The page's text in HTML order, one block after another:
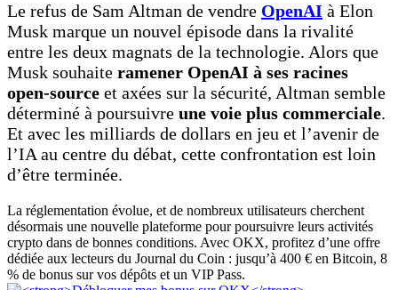
Le refus de Sam Altman de vendre OpenAI à Elon
Musk marque un nouvel épisode dans la rivalité
entre les deux magnats de la technologie. Alors que
Musk souhaite ramener OpenAI à ses racines
open-source et axées sur la sécurité, Altman semble
déterminé à poursuivre une voie plus commerciale.
Et avec les milliards de dollars en jeu et l’avenir de
l’IA au centre du débat, cette confrontation est loin
d’être terminée.
La réglementation évolue, et de nombreux utilisateurs cherchent
désormais une nouvelle plateforme pour poursuivre leurs activités
crypto dans de bonnes conditions. Avec OKX, profitez d’une offre
dédiée aux lecteurs du Journal du Coin : jusqu’à 400 € en Bitcoin, 8
% de bonus sur vos dépôts et un VIP Pass.